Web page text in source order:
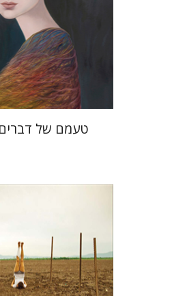
הנחת אתר ספר
$35
$32
טעמם של